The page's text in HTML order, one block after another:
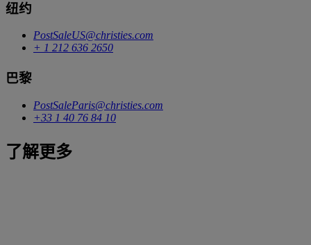
纽约
PostSaleUS@christies.com
+ 1 212 636 2650
巴黎
PostSaleParis@christies.com
+33 1 40 76 84 10
了解更多